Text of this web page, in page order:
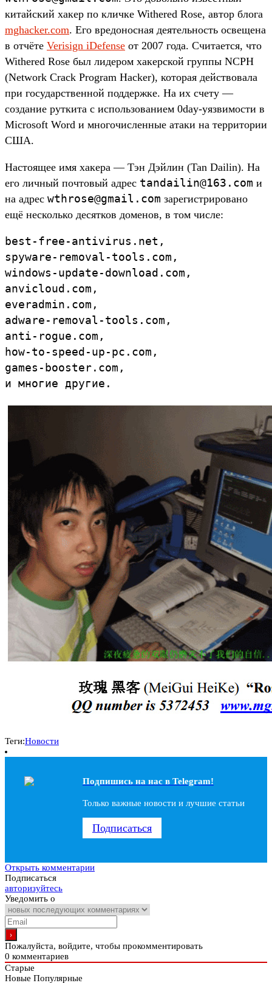
китайский хакер по кличке Withered Rose, автор блога
mghacker.com. Его вредоносная деятельность освещена
в отчёте Verisign iDefense от 2007 года. Считается, что
Withered Rose был лидером хакерской группы NCPH
(Network Crack Program Hacker), которая действовала
при государственной поддержке. На их счету —
создание руткита с использованием 0day-уязвимости в
Microsoft Word и многочисленные атаки на территории
США.
Настоящее имя хакера — Тэн Дэйлин (Tan Dailin). На
его личный почтовый адрес tandailin@163.com и
на адрес wthrose@gmail.com зарегистрировано
ещё несколько десятков доменов, в том числе:
best-free-antivirus.net,
spyware-removal-tools.com,
windows-update-download.com,
anvicloud.com,
everadmin.com,
adware-removal-tools.com,
anti-rogue.com,
how-to-speed-up-pc.com,
games-booster.com,
и многие другие.
Теги:Новости
Подпишись на наc в Telegram!
Только важные новости и лучшие статьи
Подписаться
Открыть комментарии
Подписаться
авторизуйтесь
Уведомить о
Пожалуйста, войдите, чтобы прокомментировать
0 комментариев
Старые
Новые Популярные